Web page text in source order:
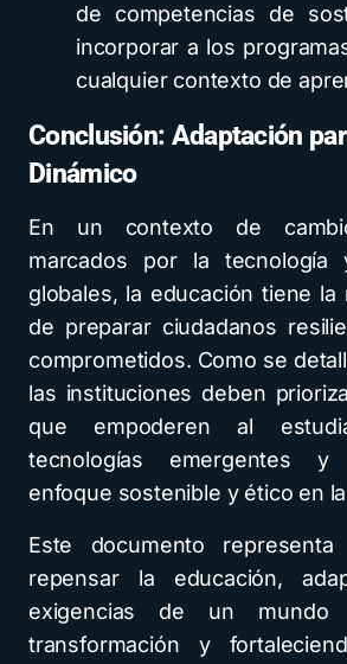
de competencias de
incorporar a los
cualquier contexto de
Conclusión: Adaptación
Dinámico
En un contexto de
marcados por la tecnología
globales, la educación tiene la
de preparar ciudadanos
comprometidos. Como se
las instituciones deben
que empoderen al
tecnologías emergentes
enfoque sostenible y ético en
Este documento
repensar la educación,
exigencias de un mundo
transformación y